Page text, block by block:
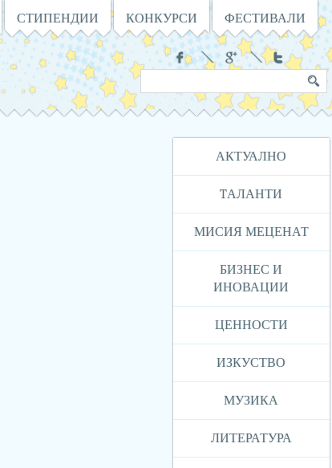
СТИПЕНДИИ КОНКУРСИ ФЕСТИВАЛИ
Социални
Търсене
в
сайта
Ключова
дума
Навигация
АКТУАЛНО
TАЛАНТИ
МИСИЯ МЕЦЕНАТ
БИЗНЕС И
ИНОВАЦИИ
ЦЕННОСТИ
ИЗКУСТВО
МУЗИКА
ЛИТЕРАТУРА